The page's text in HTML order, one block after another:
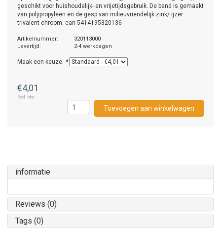
geschikt voor huishoudelijk- en vrijetijdsgebruik. De band is gemaakt
van polypropyleen en de gesp van milieuvriendelijk zink/ ijzer
trivalent chroom. ean 5414195320136
Artikelnummer:
320113000
Levertijd:
2-4 werkdagen
Maak een keuze: *
€4,01
Excl. btw
Toevoegen aan winkelwagen
informatie
Reviews (0)
Tags (0)